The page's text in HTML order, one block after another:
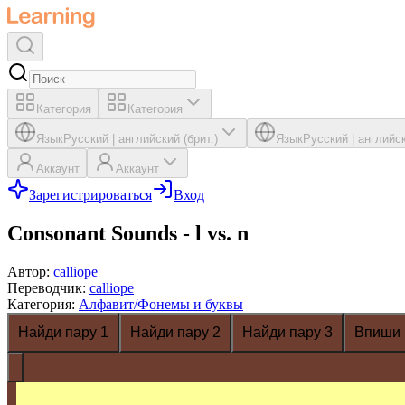
Категория Категория
ЯзыкРусский английский (брит.) ЯзыкРусский
Аккаунт Аккаунт
Зарегистрироваться Вход
Consonant Sounds - l vs. n
Автор: calliope
Переводчик: calliope
Категория: Алфавит/Фонемы и буквы
Найди пару 1
Найди пару 2 Найди пару 3 Впиши